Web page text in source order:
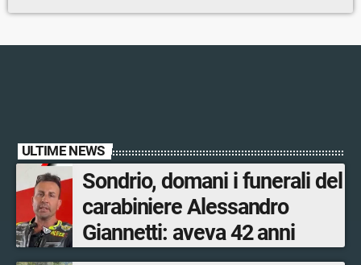
ULTIME NEWS
Sondrio, domani i funerali del
carabiniere Alessandro
Giannetti: aveva 42 anni